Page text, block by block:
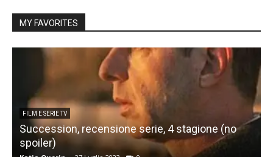
MY FAVORITES
FILM E SERIE TV
Succession, recensione serie, 4 stagione (no
spoiler)